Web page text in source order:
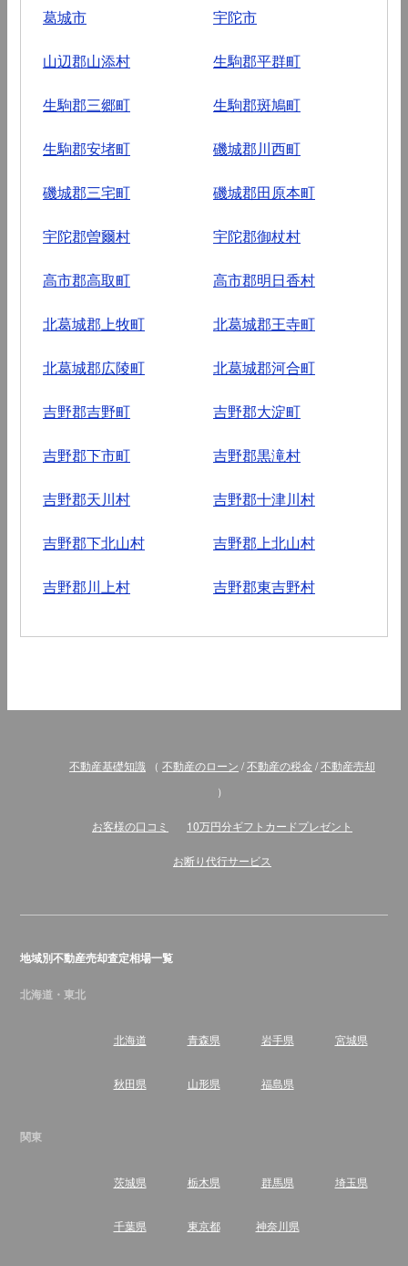
葛城市 宇陀市
山辺郡山添村 生駒郡平群町
生駒郡三郷町 生駒郡斑鳩町
生駒郡安堵町 磯城郡川西町
磯城郡三宅町 磯城郡田原本町
宇陀郡曽爾村 宇陀郡御杖村
高市郡高取町 高市郡明日香村
北葛城郡上牧町 北葛城郡王寺町
北葛城郡広陵町 北葛城郡河合町
吉野郡吉野町 吉野郡大淀町
吉野郡下市町 吉野郡黒滝村
吉野郡天川村 吉野郡十津川村
吉野郡下北山村 吉野郡上北山村
吉野郡川上村 吉野郡東吉野村
不動産基礎知識 （ 不動産のローン /不動産の税金 /不動産売却
）
お客様の口コミ 10万円分ギフトカードプレゼント
お断り代行サービス
地域別不動産売却査定相場一覧
北海道・東北
北海道 青森県 岩手県 宮城県
秋田県 山形県 福島県
関東
茨城県 栃木県 群馬県 埼玉県
千葉県 東京都 神奈川県